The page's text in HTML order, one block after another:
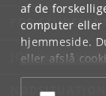
af de
computer
hjemmeside.
eller afslå
underCookie-
bunden af hver
FOR
JOB OG